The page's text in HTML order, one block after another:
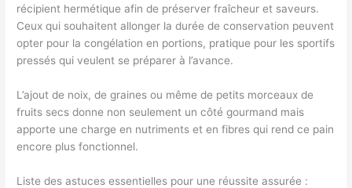
récipient hermétique afin de préserver fraîcheur et saveurs.
Ceux qui souhaitent allonger la durée de conservation peuvent
opter pour la congélation en portions, pratique pour les sportifs
pressés qui veulent se préparer à l’avance.
L’ajout de noix, de graines ou même de petits morceaux de
fruits secs donne non seulement un côté gourmand mais
apporte une charge en nutriments et en fibres qui rend ce pain
encore plus fonctionnel.
Liste des astuces essentielles pour une réussite assurée :